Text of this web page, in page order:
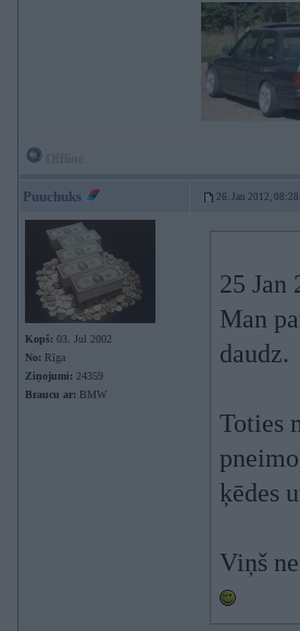
Puuchuks 26. Jan 2012, 08:28
Kopš: 03. Jul 2002
No: Rīga
Ziņojumi: 24359
Braucu ar: BMW
25 Jan
Man
daudz.
Toties
ķēdes
Viņš